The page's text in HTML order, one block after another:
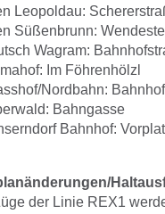
Leopoldau:
Süßenbrunn:
Wagram:
Im Föhrenhölzl
Nordbahn:
Bahngasse
Bahnhof:
der Linie REX1